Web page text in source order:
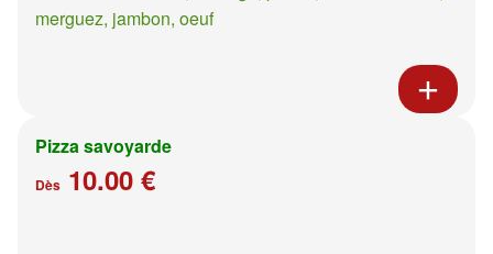
merguez, jambon, oeuf
Pizza savoyarde
Dès 10.00 €